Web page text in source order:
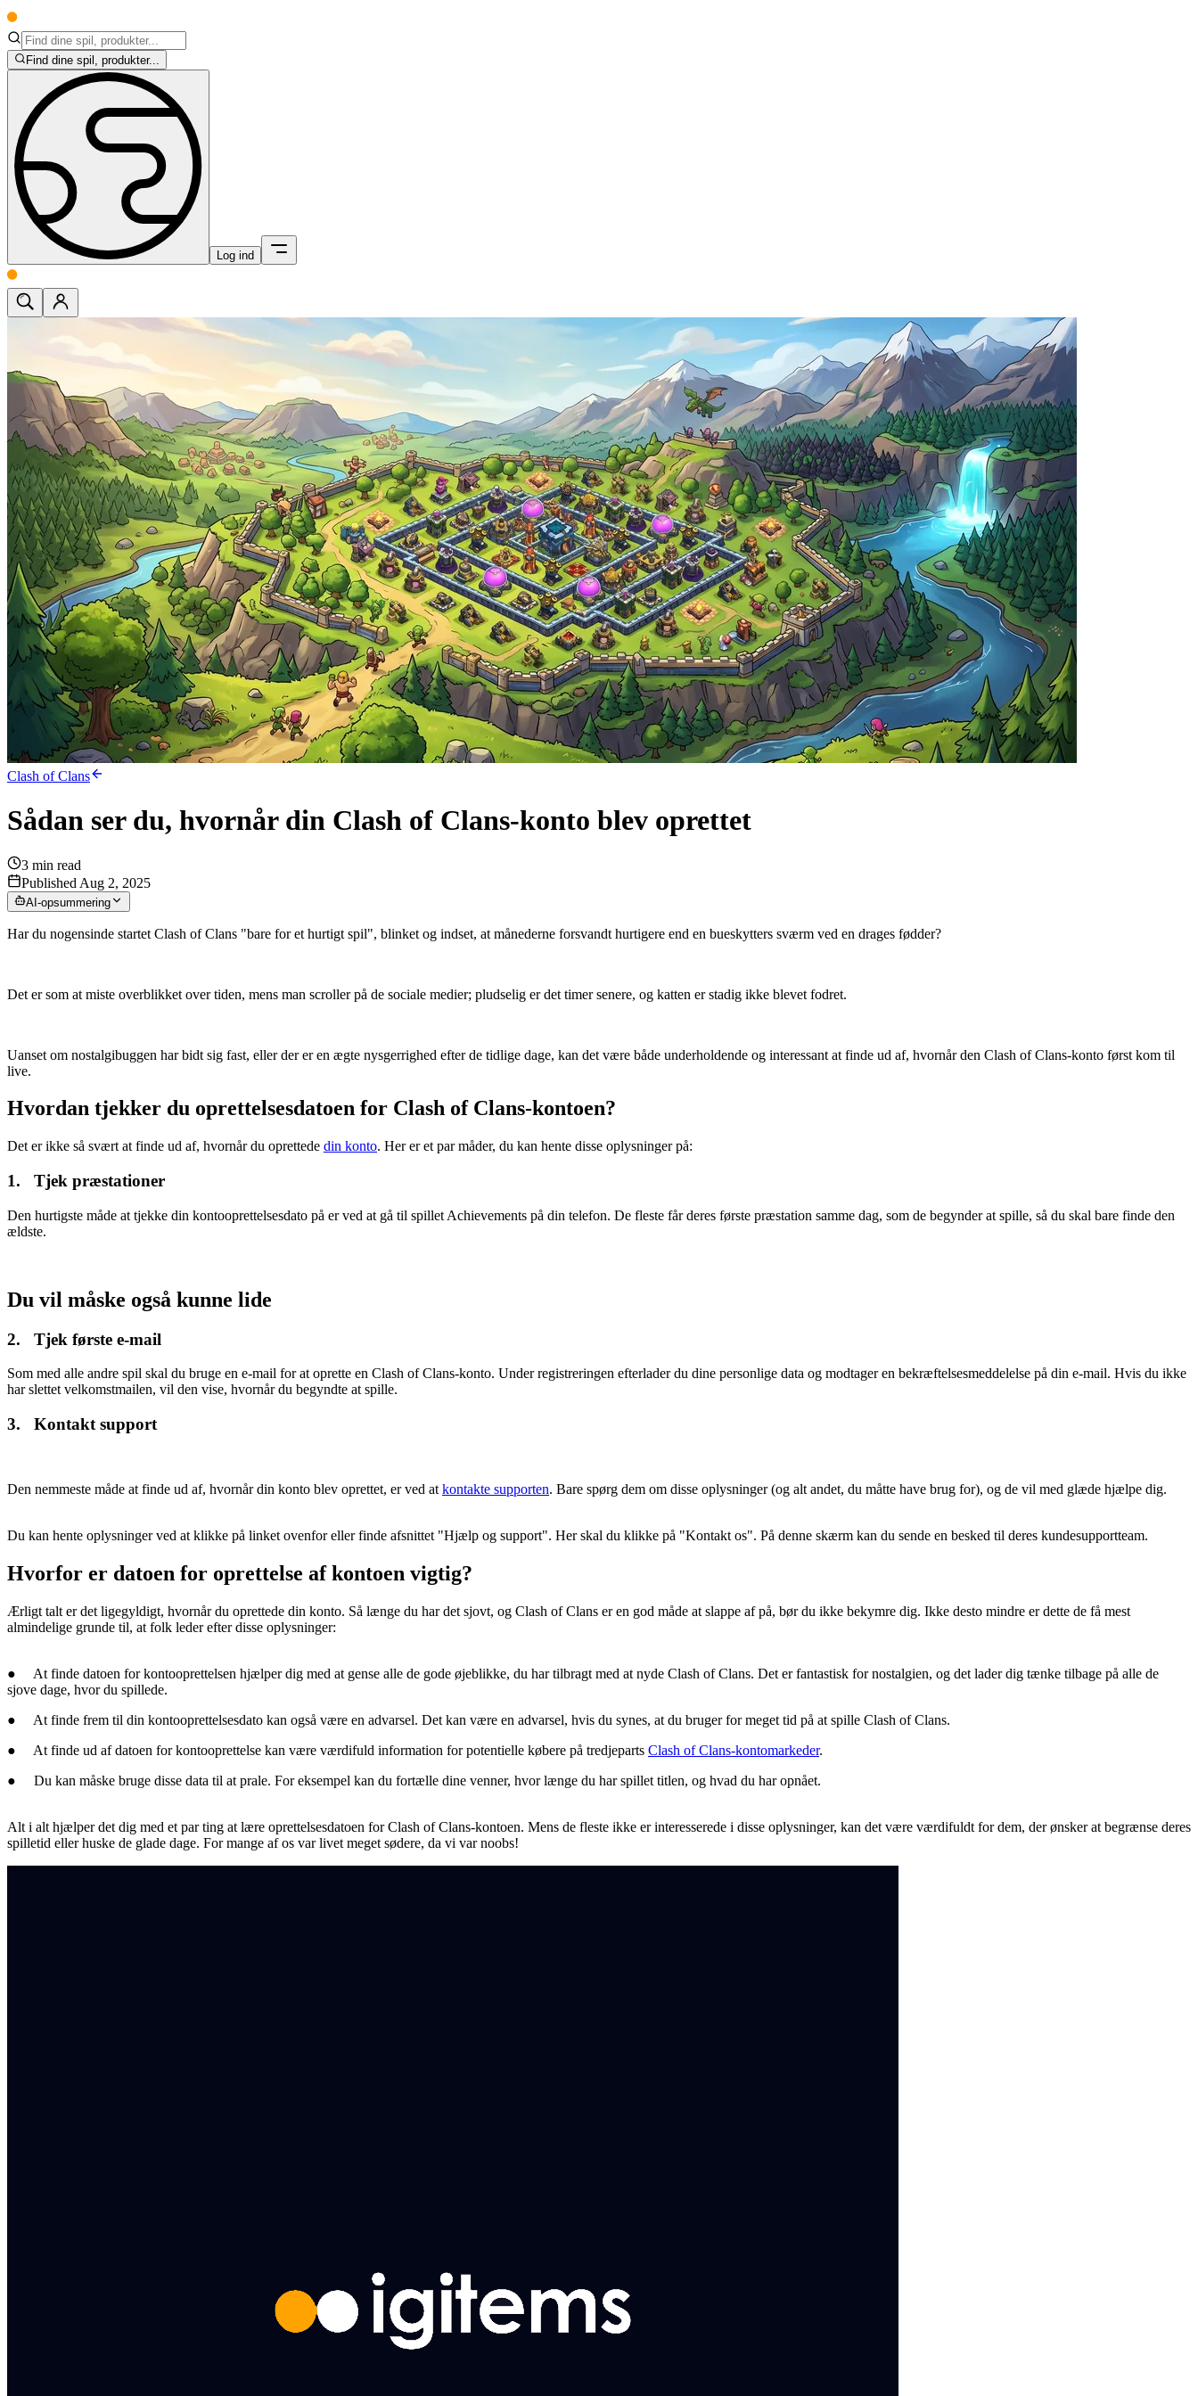
Find dine spil, produkter...
Log ind
Clash of Clans
Sådan ser du, hvornår din Clash of Clans-konto blev oprettet
3 min read
Published Aug 2, 2025
AI-opsummering
Har du nogensinde startet Clash of Clans "bare for et hurtigt spil", blinket og indset, at månederne forsvandt hurtigere end en bueskytters sværm ved en drages fødder?
Det er som at miste overblikket over tiden, mens man scroller på de sociale medier; pludselig er det timer senere, og katten er stadig ikke blevet fodret.
Uanset om nostalgibuggen har bidt sig fast, eller der er en ægte nysgerrighed efter de tidlige dage, kan det være både underholdende og interessant at finde ud af, hvornår den Clash of Clans-konto først kom til
live.
Hvordan tjekker du oprettelsesdatoen for Clash of Clans-kontoen?
Det er ikke så svært at finde ud af, hvornår du oprettede din konto. Her er et par måder, du kan hente disse oplysninger på:
1. Tjek præstationer
Den hurtigste måde at tjekke din kontooprettelsesdato på er ved at gå til spillet Achievements på din telefon. De fleste får deres første præstation samme dag, som de begynder at spille, så du skal bare finde den
ældste.
Du vil måske også kunne lide
2. Tjek første e-mail
Som med alle andre spil skal du bruge en e-mail for at oprette en Clash of Clans-konto. Under registreringen efterlader du dine personlige data og modtager en bekræftelsesmeddelelse på din e-mail. Hvis du ikke
har slettet velkomstmailen, vil den vise, hvornår du begyndte at spille.
3. Kontakt support
Den nemmeste måde at finde ud af, hvornår din konto blev oprettet, er ved at kontakte supporten. Bare spørg dem om disse oplysninger (og alt andet, du måtte have brug for), og de vil med glæde hjælpe dig.
Du kan hente oplysninger ved at klikke på linket ovenfor eller finde afsnittet "Hjælp og support". Her skal du klikke på "Kontakt os". På denne skærm kan du sende en besked til deres kundesupportteam.
Hvorfor er datoen for oprettelse af kontoen vigtig?
Ærligt talt er det ligegyldigt, hvornår du oprettede din konto. Så længe du har det sjovt, og Clash of Clans er en god måde at slappe af på, bør du ikke bekymre dig. Ikke desto mindre er dette de få mest
almindelige grunde til, at folk leder efter disse oplysninger:
● At finde datoen for kontooprettelsen hjælper dig med at gense alle de gode øjeblikke, du har tilbragt med at nyde Clash of Clans. Det er fantastisk for nostalgien, og det lader dig tænke tilbage på alle de
sjove dage, hvor du spillede.
● At finde frem til din kontooprettelsesdato kan også være en advarsel. Det kan være en advarsel, hvis du synes, at du bruger for meget tid på at spille Clash of Clans.
● At finde ud af datoen for kontooprettelse kan være værdifuld information for potentielle købere på tredjeparts Clash of Clans-kontomarkeder.
● Du kan måske bruge disse data til at prale. For eksempel kan du fortælle dine venner, hvor længe du har spillet titlen, og hvad du har opnået.
Alt i alt hjælper det dig med et par ting at lære oprettelsesdatoen for Clash of Clans-kontoen. Mens de fleste ikke er interesserede i disse oplysninger, kan det være værdifuldt for dem, der ønsker at begrænse deres
spilletid eller huske de glade dage. For mange af os var livet meget sødere, da vi var noobs!